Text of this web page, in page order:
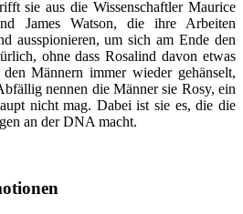
sie aus die Wissenschaftler Maurice
James Watson, die ihre Arbeiten
ausspionieren, um sich am Ende den
ohne dass Rosalind davon etwas
Männern immer wieder gehänselt,
nennen die Männer sie Rosy, ein
nicht mag. Dabei ist sie es, die die
an der DNA macht.